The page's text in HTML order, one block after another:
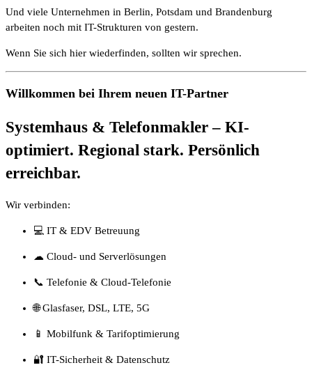
Und viele Unternehmen in Berlin, Potsdam und Brandenburg
arbeiten noch mit IT-Strukturen von gestern.
Wenn Sie sich hier wiederfinden, sollten wir sprechen.
Willkommen bei Ihrem neuen IT-Partner
Systemhaus & Telefonmakler – KI-
optimiert. Regional stark. Persönlich
erreichbar.
Wir verbinden:
💻 IT & EDV Betreuung
☁ Cloud- und Serverlösungen
📞 Telefonie & Cloud-Telefonie
🌐 Glasfaser, DSL, LTE, 5G
📱 Mobilfunk & Tarifoptimierung
🔐 IT-Sicherheit & Datenschutz